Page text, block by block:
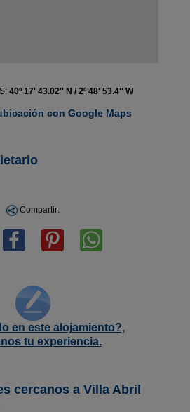
40º 17' 43.02'' N / 2º 48' 53.4'' W
con Google Maps
Compartir:
en este alojamiento?,
tu experiencia.
cercanos a Villa Abril